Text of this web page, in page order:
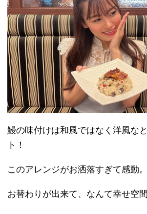
鰻の味付けは和風ではなく洋風な
ト！
このアレンジがお洒落すぎて感動。
お替わりが出来て、なんて幸せ空